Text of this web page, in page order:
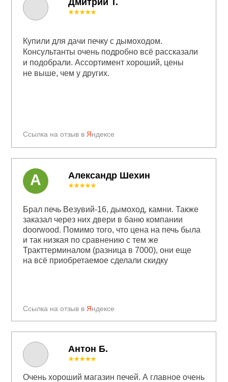
Антон Б.
Ссылка на отзыв в Яндексе
★★★★★
Купили для дачи печку с дымоходом.
Консультанты очень подробно всё рассказали
и подобрали. Ассортимент хороший, цены
не выше, чем у других.
Александр Шехин
Ссылка на отзыв в Яндексе
★★★★★
Брал печь Везувий-16, дымоход, камни. Также
заказал через них двери в баню компании
doorwood. Помимо того, что цена на печь была
и так низкая по сравнению с тем же
Тракттерминалом (разница в 7000), они еще
на всё приобретаемое сделали скидку
А
★★★★★
Очень хороший магазин печей. А главное очень